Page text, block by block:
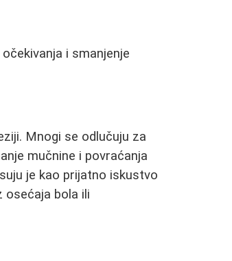
i smanjenje
Mnogi se odlučuju za
mučnine i povraćanja
je kao prijatno iskustvo
osećaja bola ili